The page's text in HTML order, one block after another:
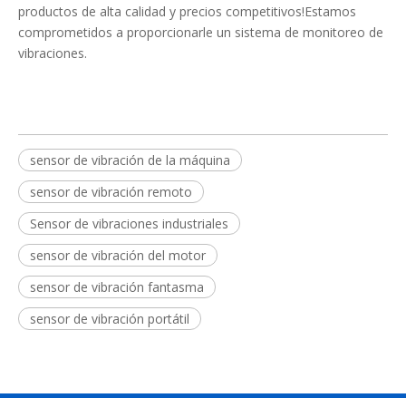
productos de alta calidad y precios competitivos!Estamos
comprometidos a proporcionarle un sistema de monitoreo de
vibraciones.
sensor de vibración de la máquina
sensor de vibración remoto
Sensor de vibraciones industriales
sensor de vibración del motor
sensor de vibración fantasma
sensor de vibración portátil